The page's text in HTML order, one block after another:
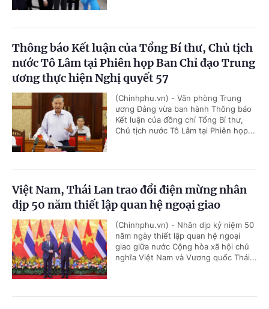
Thông báo Kết luận của Tổng Bí thư, Chủ tịch
nước Tô Lâm tại Phiên họp Ban Chỉ đạo Trung
ương thực hiện Nghị quyết 57
(Chinhphu.vn) - Văn phòng Trung
ương Đảng vừa ban hành Thông báo
Kết luận của đồng chí Tổng Bí thư,
Chủ tịch nước Tô Lâm tại Phiên họp...
Việt Nam, Thái Lan trao đổi điện mừng nhân
dịp 50 năm thiết lập quan hệ ngoại giao
(Chinhphu.vn) - Nhân dịp kỷ niệm 50
năm ngày thiết lập quan hệ ngoại
giao giữa nước Cộng hòa xã hội chủ
nghĩa Việt Nam và Vương quốc Thái...